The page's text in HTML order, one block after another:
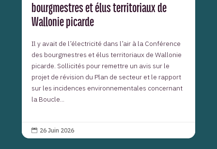
bourgmestres et élus territoriaux de
Wallonie picarde
Il y avait de l’électricité dans l’air à la Conférence
des bourgmestres et élus territoriaux de Wallonie
picarde. Sollicités pour remettre un avis sur le
projet de révision du Plan de secteur et le rapport
sur les incidences environnementales concernant
la Boucle...
 26 Juin 2026